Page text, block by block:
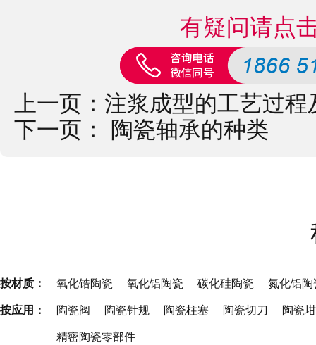
有疑问请点
上一页： 注浆成型的工艺过程
下一页：
陶瓷轴承的种类
按材质： 氧化锆陶瓷 氧化铝陶瓷 碳化硅陶瓷 氮化铝陶
按应用： 陶瓷阀 陶瓷针规 陶瓷柱塞 陶瓷切刀 陶瓷
精密陶瓷零部件